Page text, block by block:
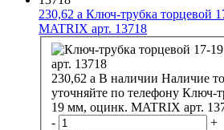
230,62 a Ключ-трубка торцевой
MATRIX арт. 13718
230,62 a В наличии Наличие
уточняйте по телефону Ключ-
19 мм, оцинк. MATRIX арт.
-
+